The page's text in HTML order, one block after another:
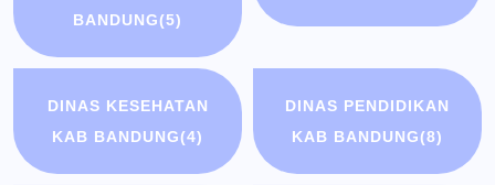
BANDUNG(5)
DINAS KESEHATAN
KAB BANDUNG(4)
DINAS PENDIDIKAN
KAB BANDUNG(8)